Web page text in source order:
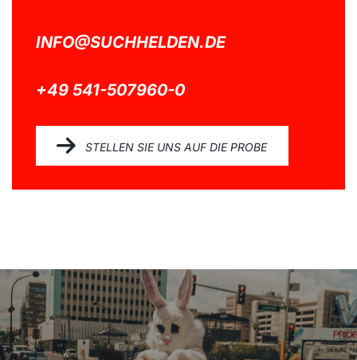
INFO@SUCHHELDEN.DE
+49 541-507960-0
STELLEN SIE UNS AUF DIE PROBE